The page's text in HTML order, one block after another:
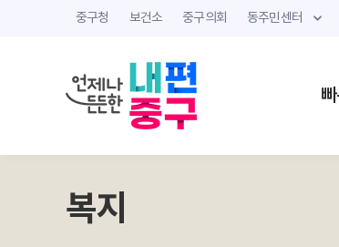
중구청 보건소 중구의회 동주민센터
복지